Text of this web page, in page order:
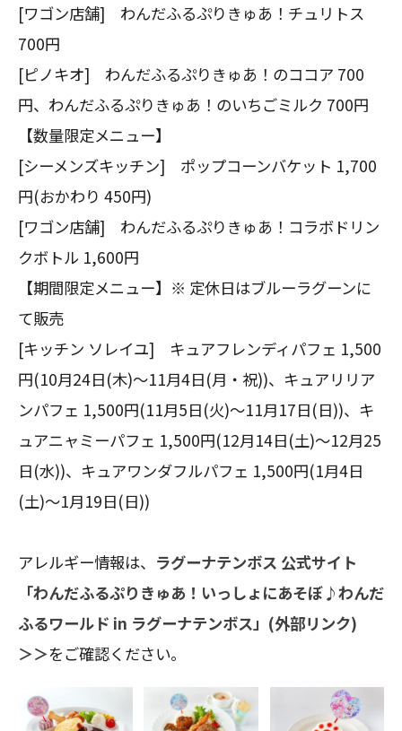
[ワゴン店舗] わんだふるぷりきゅあ！チュリトス
700円
[ピノキオ] わんだふるぷりきゅあ！のココア 700
円、わんだふるぷりきゅあ！のいちごミルク 700円
【数量限定メニュー】
[シーメンズキッチン] ポップコーンバケット 1,700
円(おかわり 450円)
[ワゴン店舗] わんだふるぷりきゅあ！コラボドリン
クボトル 1,600円
【期間限定メニュー】※ 定休日はブルーラグーンに
て販売
[キッチン ソレイユ] キュアフレンディパフェ 1,500
円(10月24日(木)～11月4日(月・祝))、キュアリリア
ンパフェ 1,500円(11月5日(火)～11月17日(日))、キ
ュアニャミーパフェ 1,500円(12月14日(土)～12月25
日(水))、キュアワンダフルパフェ 1,500円(1月4日
(土)～1月19日(日))
アレルギー情報は、 ラグーナテンボス 公式サイト
「わんだふるぷりきゅあ！いっしょにあそぼ♪わんだ
ふるワールド in ラグーナテンボス」(外部リンク)
＞＞をご確認ください。